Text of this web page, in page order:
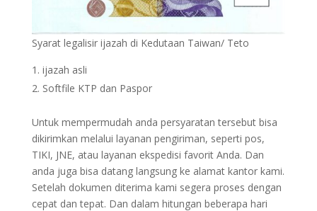
Syarat legalisir ijazah di Kedutaan Taiwan/ Teto
ijazah asli
Softfile KTP dan Paspor
Untuk mempermudah anda persyaratan tersebut bisa
dikirimkan melalui layanan pengiriman, seperti pos,
TIKI, JNE, atau layanan ekspedisi favorit Anda. Dan
anda juga bisa datang langsung ke alamat kantor kami.
Setelah dokumen diterima kami segera proses dengan
cepat dan tepat. Dan dalam hitungan beberapa hari